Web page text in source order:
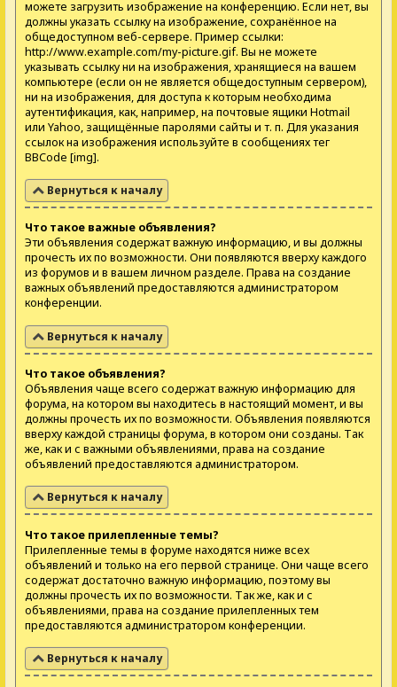
можете загрузить изображение на конференцию. Если нет, вы
должны указать ссылку на изображение, сохранённое на
общедоступном веб-сервере. Пример ссылки:
http://www.example.com/my-picture.gif. Вы не можете
указывать ссылку ни на изображения, хранящиеся на вашем
компьютере (если он не является общедоступным сервером),
ни на изображения, для доступа к которым необходима
аутентификация, как, например, на почтовые ящики Hotmail
или Yahoo, защищённые паролями сайты и т. п. Для указания
ссылок на изображения используйте в сообщениях тег
BBCode [img].
Вернуться к началу
Что такое важные объявления?
Эти объявления содержат важную информацию, и вы должны
прочесть их по возможности. Они появляются вверху каждого
из форумов и в вашем личном разделе. Права на создание
важных объявлений предоставляются администратором
конференции.
Вернуться к началу
Что такое объявления?
Объявления чаще всего содержат важную информацию для
форума, на котором вы находитесь в настоящий момент, и вы
должны прочесть их по возможности. Объявления появляются
вверху каждой страницы форума, в котором они созданы. Так
же, как и с важными объявлениями, права на создание
объявлений предоставляются администратором.
Вернуться к началу
Что такое прилепленные темы?
Прилепленные темы в форуме находятся ниже всех
объявлений и только на его первой странице. Они чаще всего
содержат достаточно важную информацию, поэтому вы
должны прочесть их по возможности. Так же, как и с
объявлениями, права на создание прилепленных тем
предоставляются администратором конференции.
Вернуться к началу